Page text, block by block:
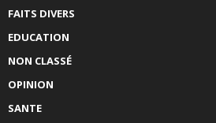
FAITS DIVERS
EDUCATION
NON CLASSÉ
OPINION
SANTE